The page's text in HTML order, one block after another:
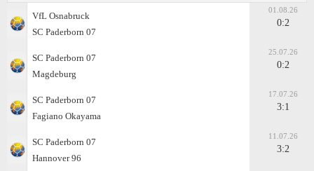
VfL Osnabruck
SC Paderborn 07
01.08.26
0:2
SC Paderborn 07
Magdeburg
25.07.26
0:2
SC Paderborn 07
Fagiano Okayama
17.07.26
3:1
SC Paderborn 07
Hannover 96
11.07.26
3:2